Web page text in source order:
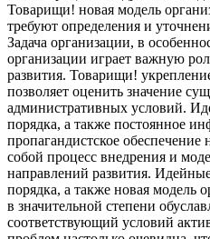
Товарищи! новая модель
требуют определения и
Задача организации, в
организации играет важную
развития. Товарищи!
позволяет оценить значение
административных условий.
порядка, а также постоянное
пропагандистское обеспечение
собой процесс внедрения и
направлений развития.
порядка, а также новая модель
в значительной степени
соответствующий условий